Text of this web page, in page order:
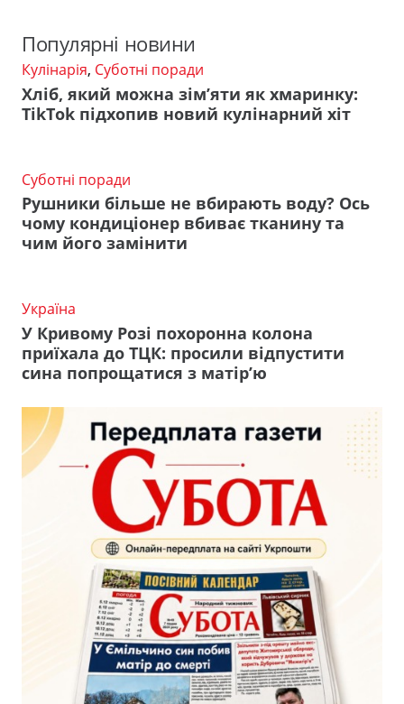
Популярні новини
Кулінарія, Суботні поради
Хліб, який можна зім’яти як хмаринку:
TikTok підхопив новий кулінарний хіт
Суботні поради
Рушники більше не вбирають воду? Ось
чому кондиціонер вбиває тканину та
чим його замінити
Україна
У Кривому Розі похоронна колона
приїхала до ТЦК: просили відпустити
сина попрощатися з матір’ю